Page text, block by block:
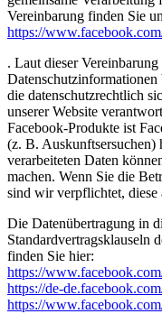
Vereinbarung finden Sie
https://
. Laut dieser
die datenschutzrechtlich
unserer Website
Facebook-Produkte ist
(z. B. Auskunftsersuchen)
verarbeiteten Daten
machen. Wenn Sie die
sind wir verpflichtet, diese
Die Datenübertragung in
Standardvertragsklauseln
finden Sie hier:
https://
https://de-
https://